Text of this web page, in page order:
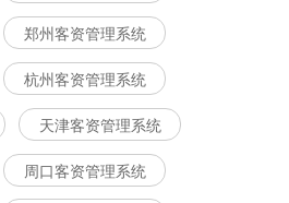
郑州客资管理系统
杭州客资管理系统
天津客资管理系统
周口客资管理系统